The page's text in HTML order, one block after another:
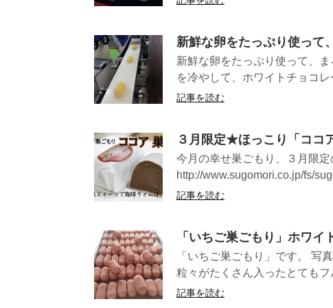
新鮮な卵をたっぷり使って
新鮮な卵をたっぷり使って、
を冷やして、ホワイトチョコ
記事を読む
３月限定★ほっこり「ココ
今月の幸せ巣ごもり、３月限
http://www.sugomori.co.jp/fs/
記事を読む
「いちご巣ごもり」ホワ
「いちご巣ごもり」です。 写
粒々がたくさん入ったとても
記事を読む